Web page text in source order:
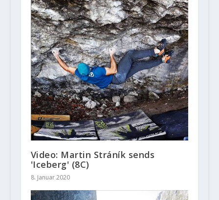
Video: Martin Stráník sends
'Iceberg' (8C)
8. Januar 2020